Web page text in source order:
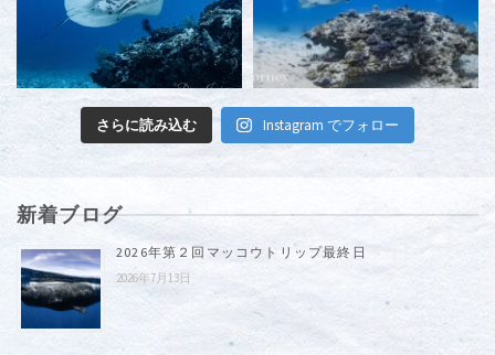
さらに読み込む Instagram でフォロー
新着ブログ
2026年第２回マッコウトリップ最終日
2026年7月13日